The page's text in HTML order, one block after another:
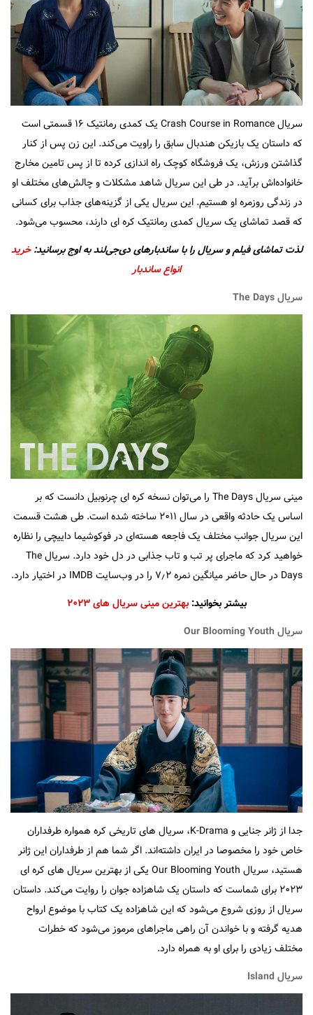
سریال Crash Course in Romance یک کمدی رمانتیک ۱۶ قسمتی است
که داستان یک بازیکن هندبال سابق را راویت می‌کند. این زن پس از کنار
گذاشتن ورزش، یک فروشگاه کوچک راه اندازی کرده تا از پس تامین مخارج
خانواده‌اش برآید. در طی این سریال شاهد مشکلات و چالش‌های مختلف او
در زندگی روزمره او هستیم. این سریال یکی از گزینه‌های جذاب برای کسانی
که قصد تماشای یک سریال کمدی رمانتیک کره ای دارند، محسوب می‌شود.
لذت تماشای فیلم و سریال را با ساندبارهای دی‌جی‌لند به اوج برسانید: خرید
انواع ساندبار
سریال The Days
مینی سریال The Days را می‌توان نسخه کره ای چرنوبیل دانست که بر
اساس یک حادثه واقعی در سال ۲۰۱۱ ساخته شده است. طی هشت قسمت
این سریال جوانب مختلف یک فاجعه هسته‌ای در فوکوشیما داییچی را نظاره
خواهید کرد که ماجرای پر تب و تاب جذابی در دل خود دارد. سریال The
Days در حال حاضر میانگین نمره ۷٫۲ را در وب‌سایت IMDB در اختیار دارد.
بیشتر بخوانید:بهترین مینی سریال های ۲۰۲۳
سریال Our Blooming Youth
جدا از ژانر جنایی و K-Drama، سریال های تاریخی کره همواره طرفداران
خاص خود را مخصوصا در ایران داشته‌اند. اگر شما هم از طرفداران این ژانر
هستید، سریال Our Blooming Youth یکی از بهترین سریال های کره ای
۲۰۲۳ برای شماست که داستان یک شاهزاده جوان را روایت می‌کند. داستان
سریال از روزی شروع می‌شود که این شاهزاده یک کتاب با موضوع ارواح
هدیه گرفته و با خواندن آن راهی ماجراهای مرموز می‌شود که خطرات
مختلف زیادی را برای او به همراه دارد.
سریال Island